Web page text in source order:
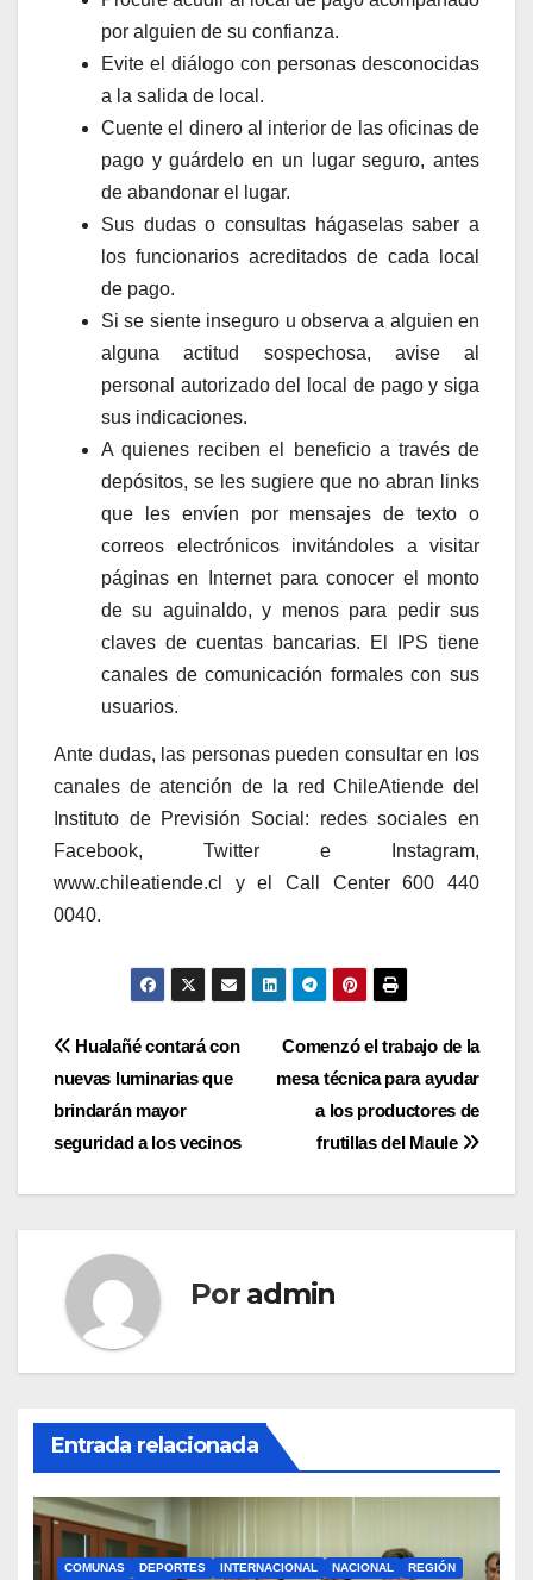
por alguien de su confianza.
Evite el diálogo con personas desconocidas
a la salida de local.
Cuente el dinero al interior de las oficinas de
pago y guárdelo en un lugar seguro, antes
de abandonar el lugar.
Sus dudas o consultas hágaselas saber a
los funcionarios acreditados de cada local
de pago.
Si se siente inseguro u observa a alguien en
alguna actitud sospechosa, avise al
personal autorizado del local de pago y siga
sus indicaciones.
A quienes reciben el beneficio a través de
depósitos, se les sugiere que no abran links
que les envíen por mensajes de texto o
correos electrónicos invitándoles a visitar
páginas en Internet para conocer el monto
de su aguinaldo, y menos para pedir sus
claves de cuentas bancarias. El IPS tiene
canales de comunicación formales con sus
usuarios.
Ante dudas, las personas pueden consultar en los
canales de atención de la red ChileAtiende del
Instituto de Previsión Social: redes sociales en
Facebook, Twitter e Instagram,
www.chileatiende.cl y el Call Center 600 440
0040.
Navegación
de
entradas
Comenzó el trabajo de la
mesa técnica para ayudar
a los productores de
frutillas del Maule
Hualañé contará con
nuevas luminarias que
brindarán mayor
seguridad a los vecinos
Por admin
Entrada relacionada
COMUNAS DEPORTES INTERNACIONAL NACIONAL
REGIÓN